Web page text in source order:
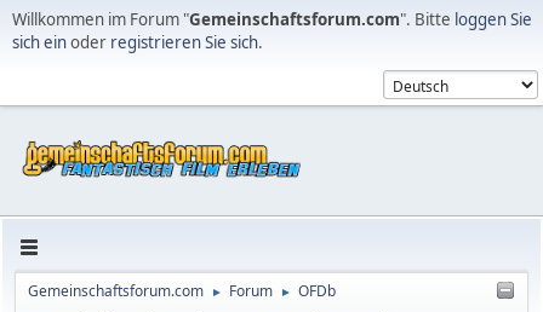
Willkommen im Forum "Gemeinschaftsforum.com". Bitte loggen Sie
sich einoder registrieren Sie sich.
Gemeinschaftsforum.com ► Forum ► OFDb